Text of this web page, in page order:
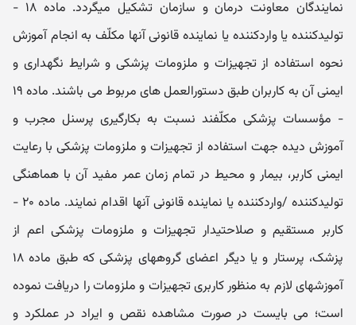
نمایندگان معاونت درمان و سازمان تشکیل میگردد. ماده ۱۸ -
تولیدکننده یا واردکننده یا نماینده قانونی آنھا مکلّف به انجام آموزش
نحوه استفاده از تجھیزات و ملزومات پزشکی و شرایط نگھداری و
ایمنی آن به کاربران طبق دستورالعمل ھای مربوط می باشند. ماده ۱۹
- مؤسسات پزشکی مکلّفند نسبت به بکارگیری پرسنل مجرب و
آموزش دیده جھت استفاده از تجھیزات و ملزومات پزشکی با رعایت
ایمنی کاربر، بیمار و محیط در تمام زمان عمر مفید آن با ھماھنگی
تولیدکننده /واردکننده یا نماینده قانونی آنھا اقدام نمایند. ماده ۲۰ -
کاربر مستقیم و صلاحتیدار تجھیزات و ملزومات پزشکی اعم از
پزشک، پرستار و یا دیگر اعضای گروھھای پزشکی که طبق ماده ۱۸
آموزشھای لازم به منظور کاربری تجھیزات و ملزومات را دریافت نموده
است؛ می بایست در صورت مشاھده نقص و ایراد در عملکرد و